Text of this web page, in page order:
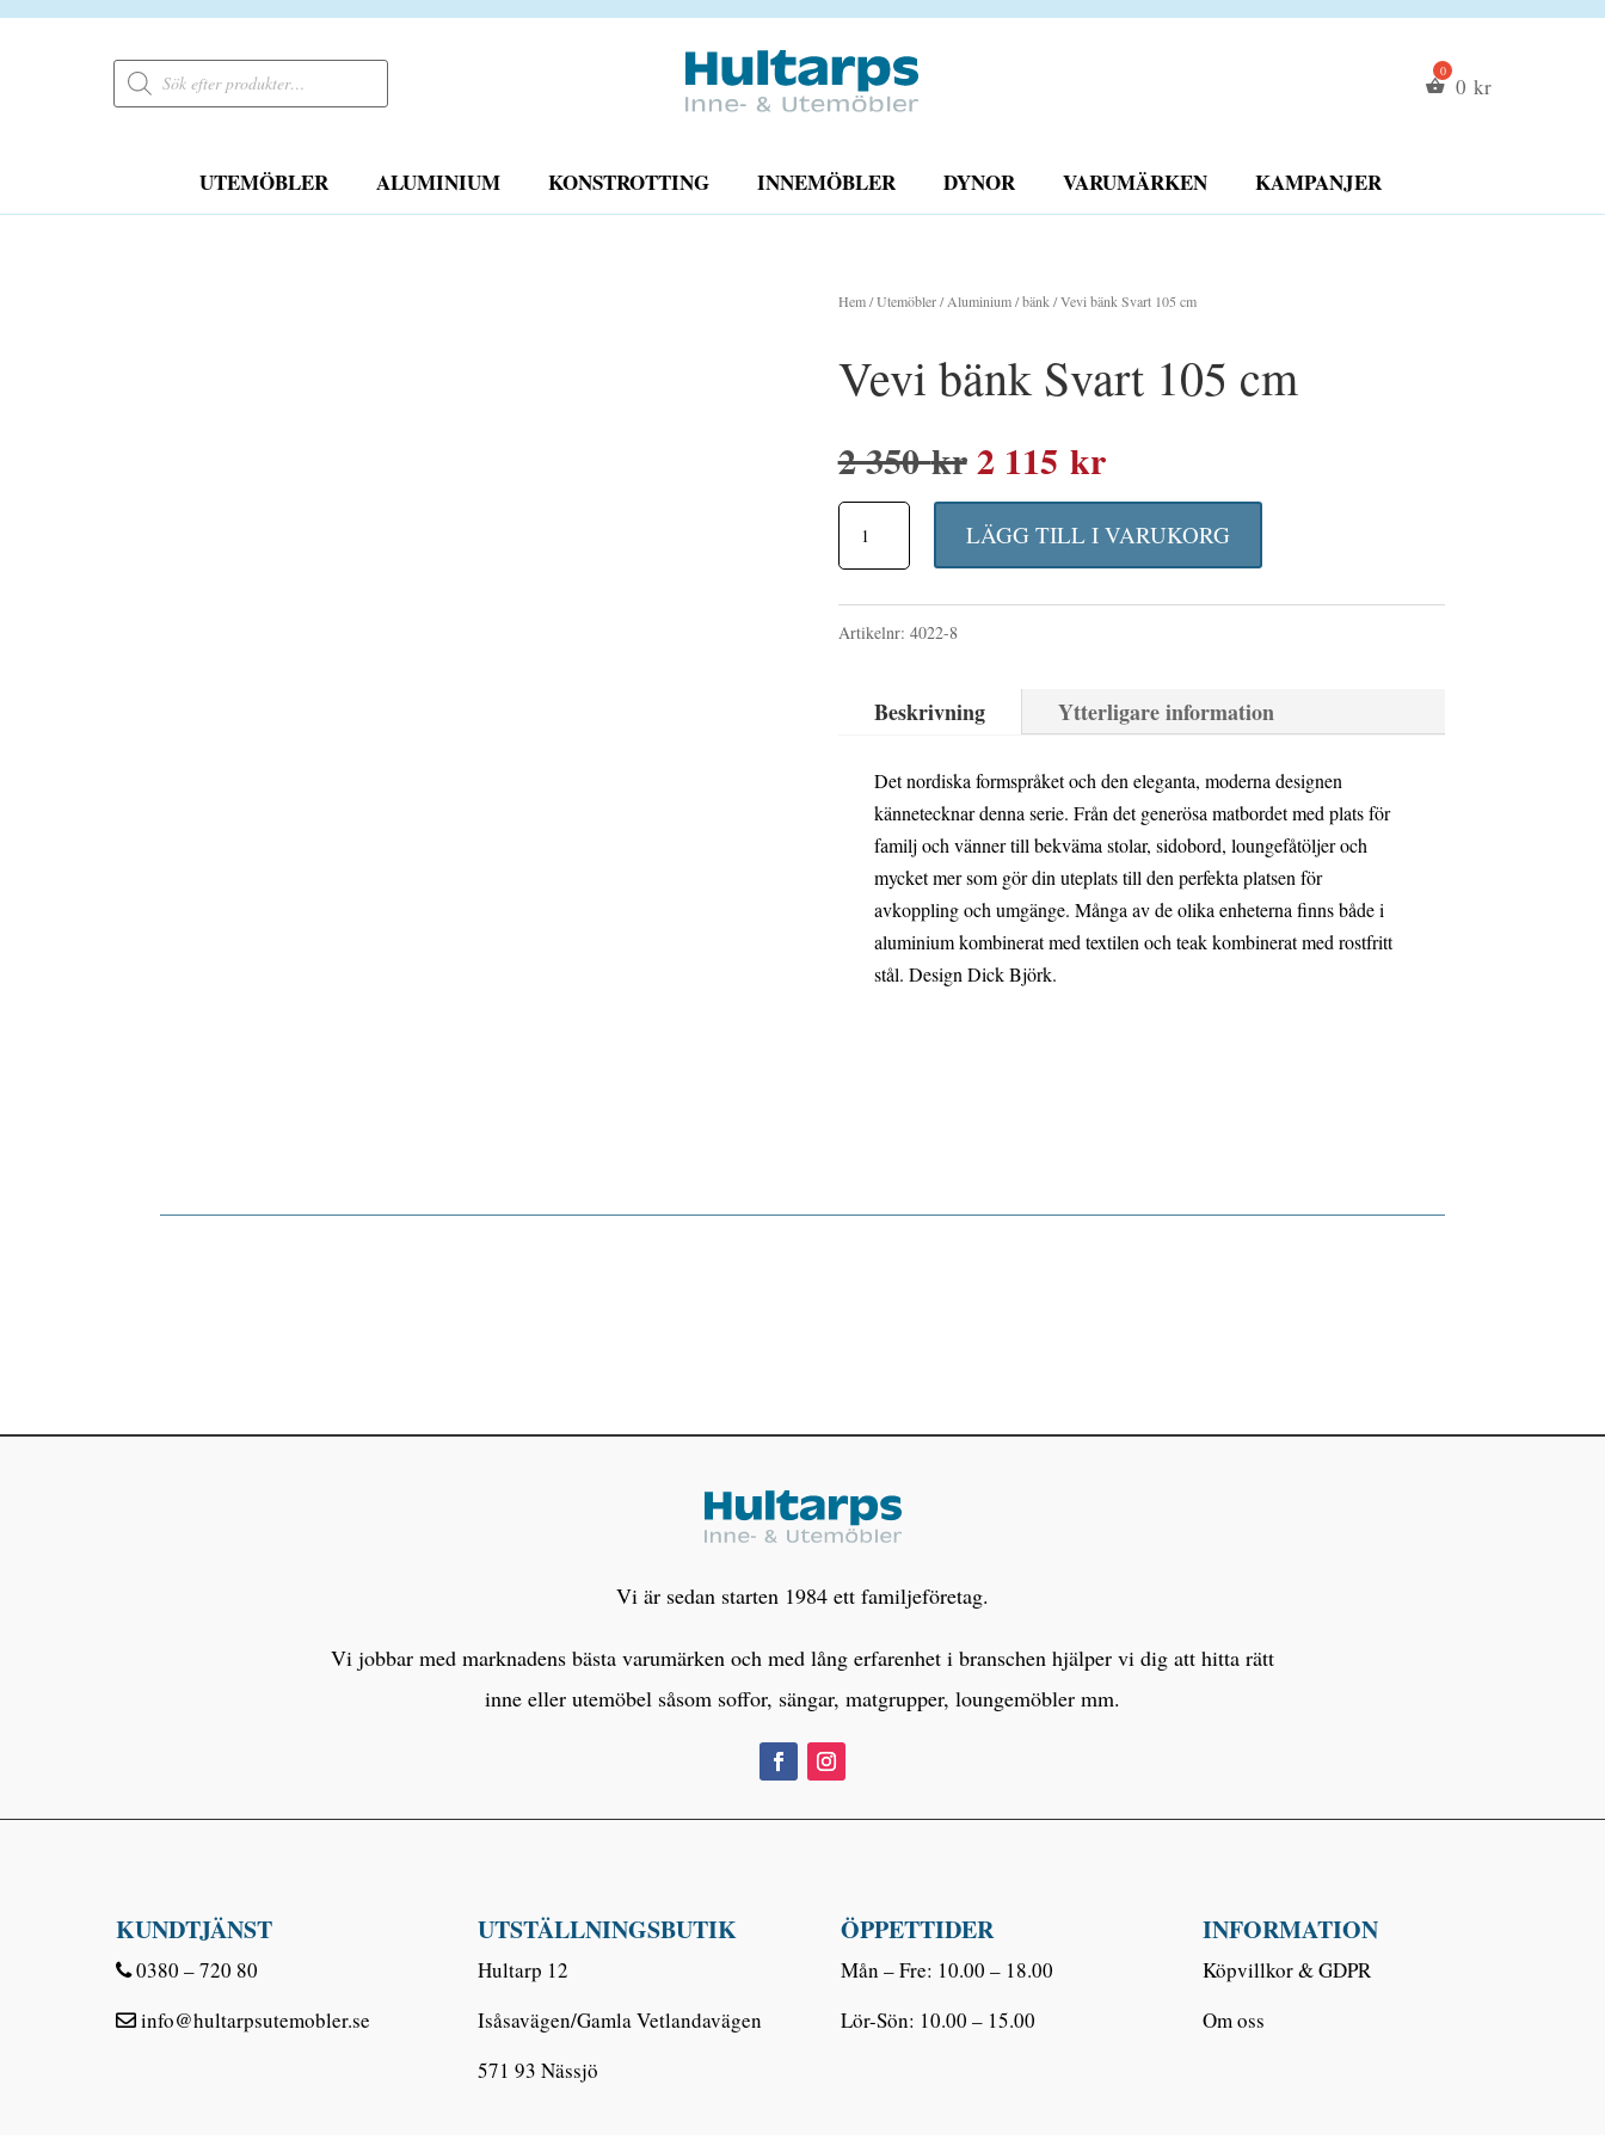
Products
search 0kr
UTEMÖBLER ALUMINIUM KONSTROTTING INNEMÖBLER DYNOR VARUMÄRKEN KAMPANJER
Hem/Utemöbler/Aluminium/bänk / Vevi bänk Svart 105 cm
Vevi bänk Svart 105 cm
2 350kr Det
ursprungliga
priset
var:
2
2 115 krDet
nuvarande
priset
är:
2
bänk
Svart
105
mängd
LÄGG TILL I VARUKORG
Artikelnr: 4022-8
Beskrivning Ytterligare information
Det nordiska formspråket och den eleganta, moderna designen
kännetecknar denna serie. Från det generösa matbordet med plats för
familj och vänner till bekväma stolar, sidobord, loungefåtöljer och
mycket mer som gör din uteplats till den perfekta platsen för
avkoppling och umgänge. Många av de olika enheterna finns både i
aluminium kombinerat med textilen och teak kombinerat med rostfritt
stål. Design Dick Björk.
Vi är sedan starten 1984 ett familjeföretag.
Vi jobbar med marknadens bästa varumärken och med lång erfarenhet i branschen hjälper vi dig att hitta rätt
inne eller utemöbel såsom soffor, sängar, matgrupper, loungemöbler mm.
KUNDTJÄNST
0380 – 720 80
info@hultarpsutemobler.se
UTSTÄLLNINGSBUTIK
Hultarp 12
Isåsavägen/Gamla Vetlandavägen
571 93 Nässjö
ÖPPETTIDER
Mån – Fre: 10.00 – 18.00
Lör-Sön: 10.00 – 15.00
INFORMATION
Köpvillkor & GDPR
Om oss